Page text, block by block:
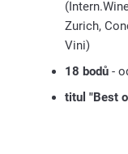
Zurich,
Vini)
18 bodů -
titul "Best